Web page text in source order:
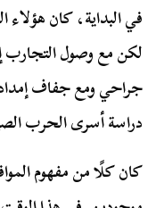
في البداية، كان
لكن مع وصول
جراحي ومع جفاف
دراسة أسرى الحرب
كان كلًا من مفهوم